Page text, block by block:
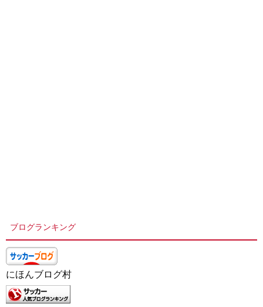
ブログランキング
にほんブログ村